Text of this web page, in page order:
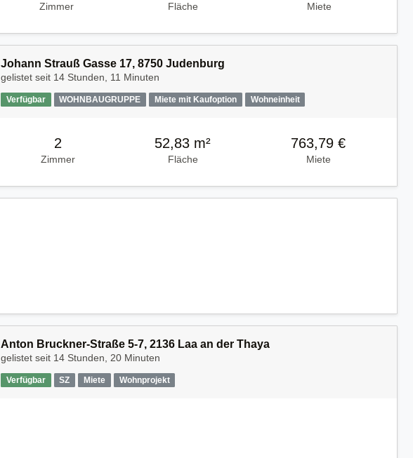
Zimmer Fläche Miete
Johann Strauß Gasse 17, 8750 Judenburg
gelistet seit 14 Stunden, 11 Minuten
Verfügbar WOHNBAUGRUPPE Miete mit Kaufoption Wohneinheit
2
Zimmer
52,83 m²
Fläche
763,79 €
Miete
Anton Bruckner-Straße 5-7, 2136 Laa an der Thaya
gelistet seit 14 Stunden, 20 Minuten
Verfügbar SZ Miete Wohnprojekt